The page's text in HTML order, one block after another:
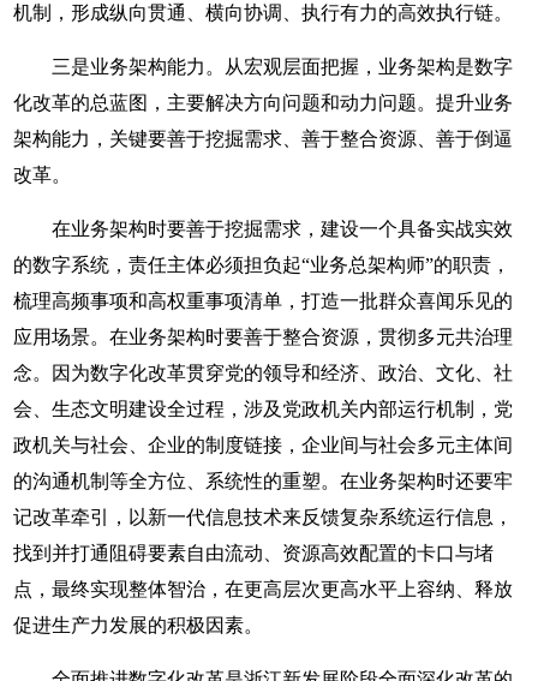
机制，形成纵向贯通、横向协调、执行有力的高效执行链。
三是业务架构能力。从宏观层面把握，业务架构是数字
化改革的总蓝图，主要解决方向问题和动力问题。提升业务
架构能力，关键要善于挖掘需求、善于整合资源、善于倒逼
改革。
在业务架构时要善于挖掘需求，建设一个具备实战实效
的数字系统，责任主体必须担负起“业务总架构师”的职责，
梳理高频事项和高权重事项清单，打造一批群众喜闻乐见的
应用场景。在业务架构时要善于整合资源，贯彻多元共治理
念。因为数字化改革贯穿党的领导和经济、政治、文化、社
会、生态文明建设全过程，涉及党政机关内部运行机制，党
政机关与社会、企业的制度链接，企业间与社会多元主体间
的沟通机制等全方位、系统性的重塑。在业务架构时还要牢
记改革牵引，以新一代信息技术来反馈复杂系统运行信息，
找到并打通阻碍要素自由流动、资源高效配置的卡口与堵
点，最终实现整体智治，在更高层次更高水平上容纳、释放
促进生产力发展的积极因素。